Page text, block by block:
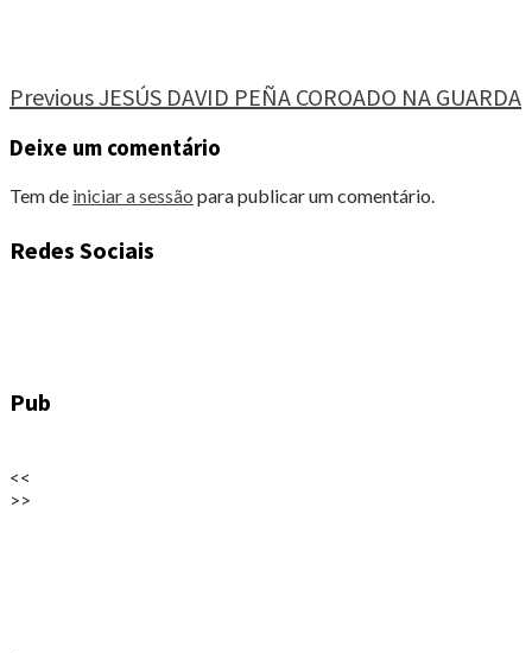
Continue
Reading
PreviousJESÚS DAVID PEÑA COROADO NA GUARDA
Deixe um comentário
Tem de iniciar a sessão para publicar um comentário.
Redes Sociais
Pub
<<
>>